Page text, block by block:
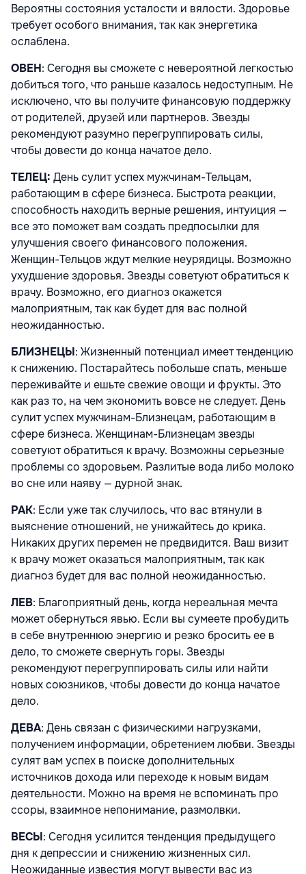
Вероятны состояния усталости и вялости. Здоровье
требует особого внимания, так как энергетика
ослаблена.
ОВЕН: Сегодня вы сможете с невероятной легкостью
добиться того, что раньше казалось недоступным. Не
исключено, что вы получите финансовую поддержку
от родителей, друзей или партнеров. Звезды
рекомендуют разумно перегруппировать силы,
чтобы довести до конца начатое дело.
ТЕЛЕЦ: День сулит успех мужчинам-Тельцам,
работающим в сфере бизнеса. Быстрота реакции,
способность находить верные решения, интуиция —
все это поможет вам создать предпосылки для
улучшения своего финансового положения.
Женщин-Тельцов ждут мелкие неурядицы. Возможно
ухудшение здоровья. Звезды советуют обратиться к
врачу. Возможно, его диагноз окажется
малоприятным, так как будет для вас полной
неожиданностью.
БЛИЗНЕЦЫ: Жизненный потенциал имеет тенденцию
к снижению. Постарайтесь побольше спать, меньше
переживайте и ешьте свежие овощи и фрукты. Это
как раз то, на чем экономить вовсе не следует. День
сулит успех мужчинам-Близнецам, работающим в
сфере бизнеса. Женщинам-Близнецам звезды
советуют обратиться к врачу. Возможны серьезные
проблемы со здоровьем. Разлитые вода либо молоко
во сне или наяву — дурной знак.
РАК: Если уже так случилось, что вас втянули в
выяснение отношений, не унижайтесь до крика.
Никаких других перемен не предвидится. Ваш визит
к врачу может оказаться малоприятным, так как
диагноз будет для вас полной неожиданностью.
ЛЕВ: Благоприятный день, когда нереальная мечта
может обернуться явью. Если вы сумеете пробудить
в себе внутреннюю энергию и резко бросить ее в
дело, то сможете свернуть горы. Звезды
рекомендуют перегруппировать силы или найти
новых союзников, чтобы довести до конца начатое
дело.
ДЕВА: День связан с физическими нагрузками,
получением информации, обретением любви. Звезды
сулят вам успех в поиске дополнительных
источников дохода или переходе к новым видам
деятельности. Можно на время не вспоминать про
ссоры, взаимное непонимание, размолвки.
ВЕСЫ: Сегодня усилится тенденция предыдущего
дня к депрессии и снижению жизненных сил.
Неожиданные известия могут вывести вас из